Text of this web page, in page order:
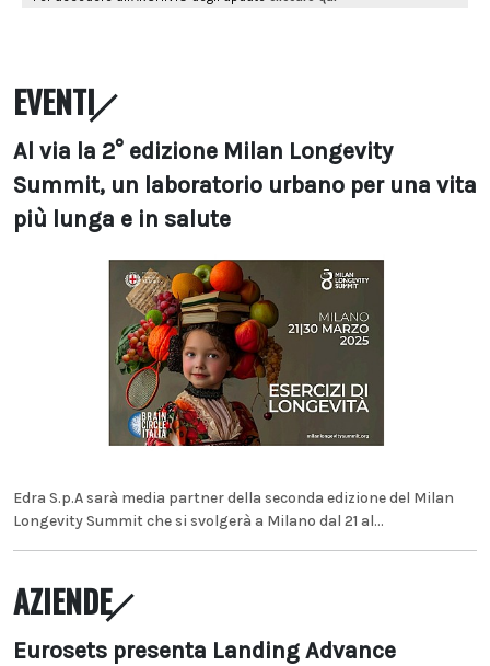
EVENTI
Al via la 2° edizione Milan Longevity
Summit, un laboratorio urbano per una vita
più lunga e in salute
Edra S.p.A sarà media partner della seconda edizione del Milan
Longevity Summit che si svolgerà a Milano dal 21 al...
AZIENDE
Eurosets presenta Landing Advance